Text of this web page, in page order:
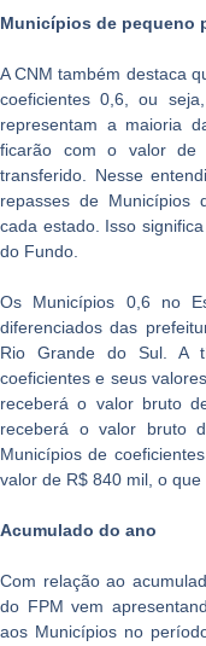
Municípios de pequeno
A CNM também destaca
coeficientes 0,6, ou
representam a maioria
ficarão com o valor
transferido. Nesse
repasses de Municípios
cada estado. Isso
do Fundo.
Os Municípios 0,6 no
diferenciados das
Rio Grande do Sul. A
coeficientes e seus
receberá o valor bruto
receberá o valor bruto
Municípios de
valor de R$ 840 mil, o
Acumulado do ano
Com relação ao
do FPM vem
aos Municípios no